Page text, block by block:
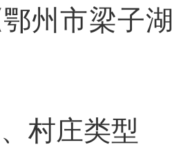
鄂州市梁子
村庄类型